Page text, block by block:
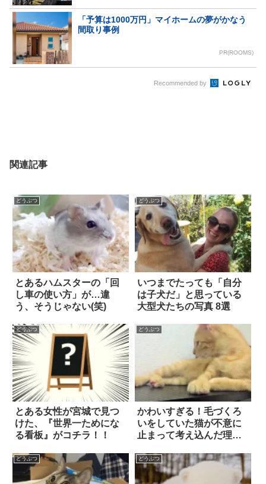
「予算は1000万円」マイホームの夢がかなう
間取り事例
PR(ROOMS)
Recommended by
関連記事
どうぶつ
とあるハムスターの「回
し車の使い方」が…違
う、そうじゃない(笑)
どうぶつ
いつまでたっても「自分
は子犬だ」と思っている
大型犬たちの写真 8選
どうぶつ
とある女性が宮城で見つ
けた、『世界一ためにな
る看板』がコチラ！！
どうぶつ
かわいすぎる！毛づくろ
いをしていた猫が不意に
止まって考え込んだ理由
どうぶつ どうぶつ